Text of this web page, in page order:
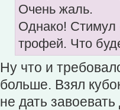
Очень жаль.
Однако! Стимул
трофей. Что
Ну что и
больше. Взял
не дать завоевать